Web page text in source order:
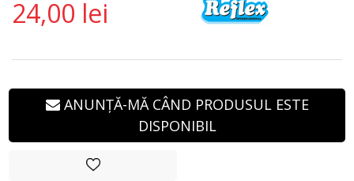
24,00 lei
ANUNȚĂ-MĂ CÂND PRODUSUL ESTE
DISPONIBIL